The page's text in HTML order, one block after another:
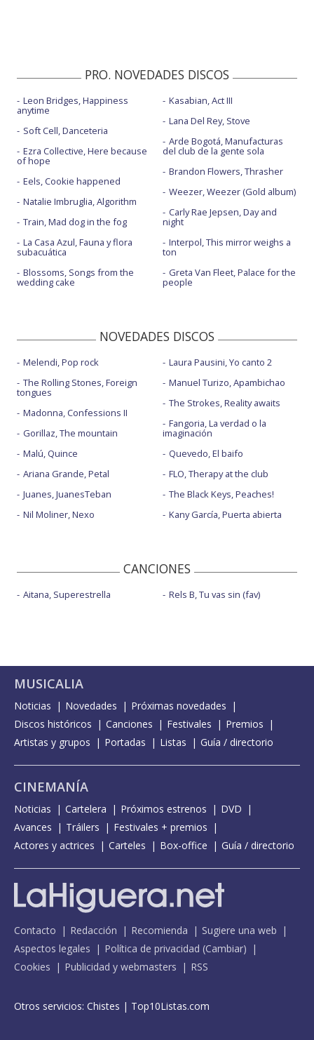
PRO. NOVEDADES DISCOS
Leon Bridges, Happiness
anytime
Soft Cell, Danceteria
Ezra Collective, Here because
of hope
Eels, Cookie happened
Natalie Imbruglia, Algorithm
Train, Mad dog in the fog
La Casa Azul, Fauna y flora
subacuática
Blossoms, Songs from the
wedding cake
Kasabian, Act III
Lana Del Rey, Stove
Arde Bogotá, Manufacturas
del club de la gente sola
Brandon Flowers, Thrasher
Weezer, Weezer (Gold album)
Carly Rae Jepsen, Day and
night
Interpol, This mirror weighs a
ton
Greta Van Fleet, Palace for the
people
NOVEDADES DISCOS
Melendi, Pop rock
The Rolling Stones, Foreign
tongues
Madonna, Confessions II
Gorillaz, The mountain
Malú, Quince
Ariana Grande, Petal
Juanes, JuanesTeban
Nil Moliner, Nexo
Laura Pausini, Yo canto 2
Manuel Turizo, Apambichao
The Strokes, Reality awaits
Fangoria, La verdad o la
imaginación
Quevedo, El baifo
FLO, Therapy at the club
The Black Keys, Peaches!
Kany García, Puerta abierta
CANCIONES
Aitana, Superestrella Rels B, Tu vas sin (fav)
MUSICALIA
Noticias Novedades
Próximas novedades
Discos históricos
Canciones Festivales
Premios
Artistas y grupos
Portadas Listas Guía / directorio
CINEMANÍA
Noticias Cartelera Próximos estrenos
DVD
Avances
Tráilers
Festivales + premios
Actores y actrices
Carteles Box-office Guía / directorio
Contacto Redacción Recomienda
Sugiere una web
Aspectos legales
Política de privacidad (Cambiar)
Cookies
Publicidad y webmasters RSS
Otros servicios: Chistes | Top10Listas.com